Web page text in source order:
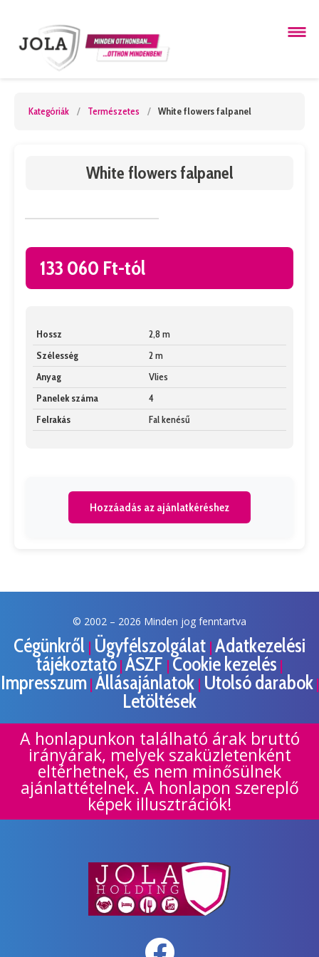
Kategóriák / Természetes / White flowers falpanel
White flowers falpanel
133 060 Ft-tól
Hossz
2,8 m
Szélesség
2 m
Anyag
Vlies
Panelek száma
4
Felrakás
Fal kenésű
Hozzáadás az ajánlatkéréshez
© 2002 – 2026 Minden jog fenntartva
Cégünkről | Ügyfélszolgálat | Adatkezelési
tájékoztató | ÁSZF | Cookie kezelés |
Impresszum| Állásajánlatok | Utolsó darabok|
Letöltések
A honlapunkon található árak bruttó
irányárak, melyek szaküzletenként
eltérhetnek, és nem minősülnek
ajánlattételnek. A honlapon szereplő
képek illusztrációk!